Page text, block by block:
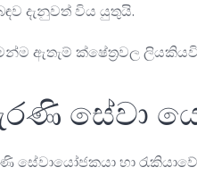
දැනුවත් විය යුතුයි.
ඇතැම් ක්ෂේත්‍රවල
සේවා
සේවායෝජකයා හා